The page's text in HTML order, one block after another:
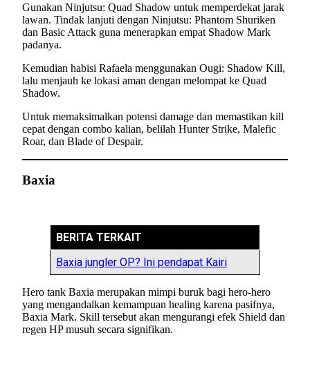
Gunakan Ninjutsu: Quad Shadow untuk memperdekat jarak
lawan. Tindak lanjuti dengan Ninjutsu: Phantom Shuriken
dan Basic Attack guna menerapkan empat Shadow Mark
padanya.
Kemudian habisi Rafaela menggunakan Ougi: Shadow Kill,
lalu menjauh ke lokasi aman dengan melompat ke Quad
Shadow.
Untuk memaksimalkan potensi damage dan memastikan kill
cepat dengan combo kalian, belilah Hunter Strike, Malefic
Roar, dan Blade of Despair.
Baxia
BERITA TERKAIT
Baxia jungler OP? Ini pendapat Kairi
Hero tank Baxia merupakan mimpi buruk bagi hero-hero
yang mengandalkan kemampuan healing karena pasifnya,
Baxia Mark. Skill tersebut akan mengurangi efek Shield dan
regen HP musuh secara signifikan.